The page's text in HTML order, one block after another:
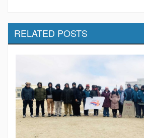
RELATED POSTS